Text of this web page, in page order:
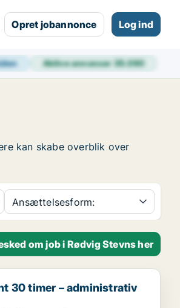
Opret jobannonce Log ind
Aktive annoncer 35.090
kan skabe overblik over
Ansættelsesform:
om job i Rødvig Stevns her
– administrativ medarbejd...
30 timer – administrativ